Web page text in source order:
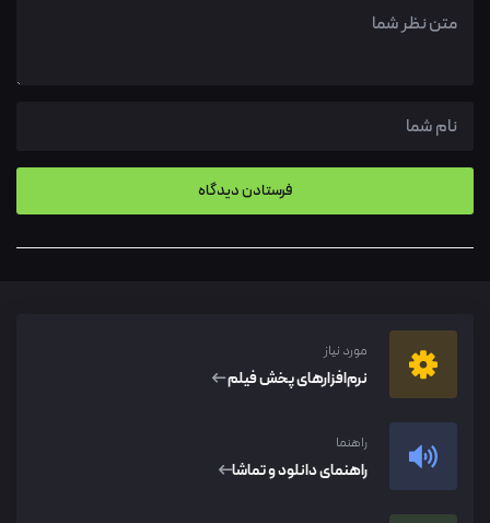
مورد نیاز
نرم‌افزار‌های پخش فیلم
راهنما
راهنمای دانلود و تماشا